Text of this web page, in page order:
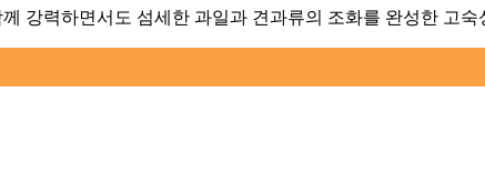
강력하면서도 섬세한 과일과 견과류의 조화를 완성한 고숙